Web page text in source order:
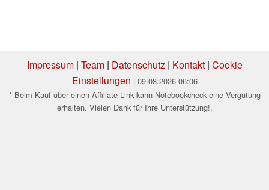
Impressum| Team| Datenschutz| Kontakt| Cookie
Einstellungen | 09.08.2026 06:06
* Beim Kauf über einen Affiliate-Link kann Notebookcheck eine Vergütung
erhalten. Vielen Dank für Ihre Unterstützung!.